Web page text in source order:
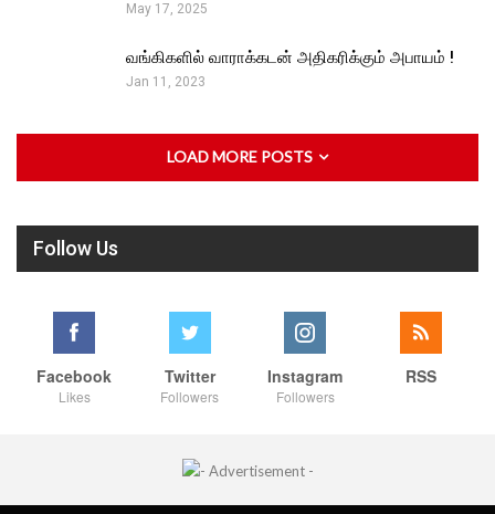
May 17, 2025
வங்கிகளில் வாராக்கடன் அதிகரிக்கும் அபாயம் !
Jan 11, 2023
LOAD MORE POSTS
Follow Us
Facebook
Likes
Twitter
Followers
Instagram
Followers
RSS